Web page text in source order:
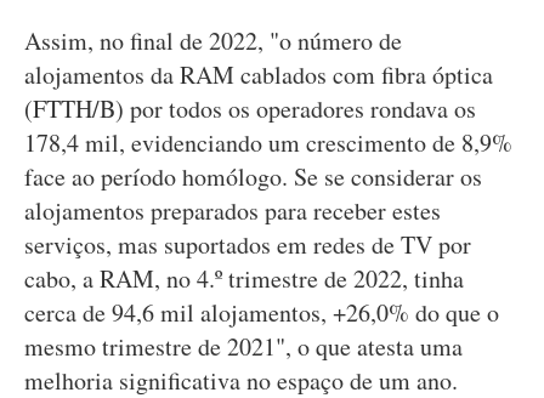
Assim, no final de 2022, "o número de
alojamentos da RAM cablados com fibra óptica
(FTTH/B) por todos os operadores rondava os
178,4 mil, evidenciando um crescimento de 8,9%
face ao período homólogo. Se se considerar os
alojamentos preparados para receber estes
serviços, mas suportados em redes de TV por
cabo, a RAM, no 4.º trimestre de 2022, tinha
cerca de 94,6 mil alojamentos, +26,0% do que o
mesmo trimestre de 2021", o que atesta uma
melhoria significativa no espaço de um ano.